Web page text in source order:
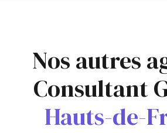
Nos autres
Consultant
Hauts-de-